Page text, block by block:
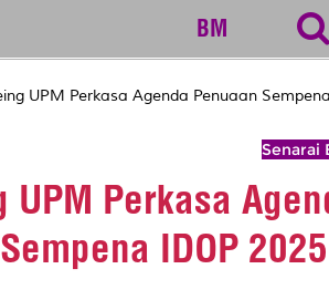
BM
UPM Perkasa Agenda Penuaan
Senarai
UPM Perkasa
IDOP 2025